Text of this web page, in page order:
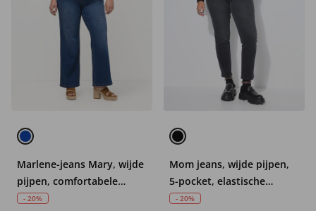
Marlene-jeans Mary, wijde
pijpen, comfortabele
tailleband, biologisch
- 20%
Mom jeans, wijde pijpen,
5-pocket, elastische
tailleband
- 20%